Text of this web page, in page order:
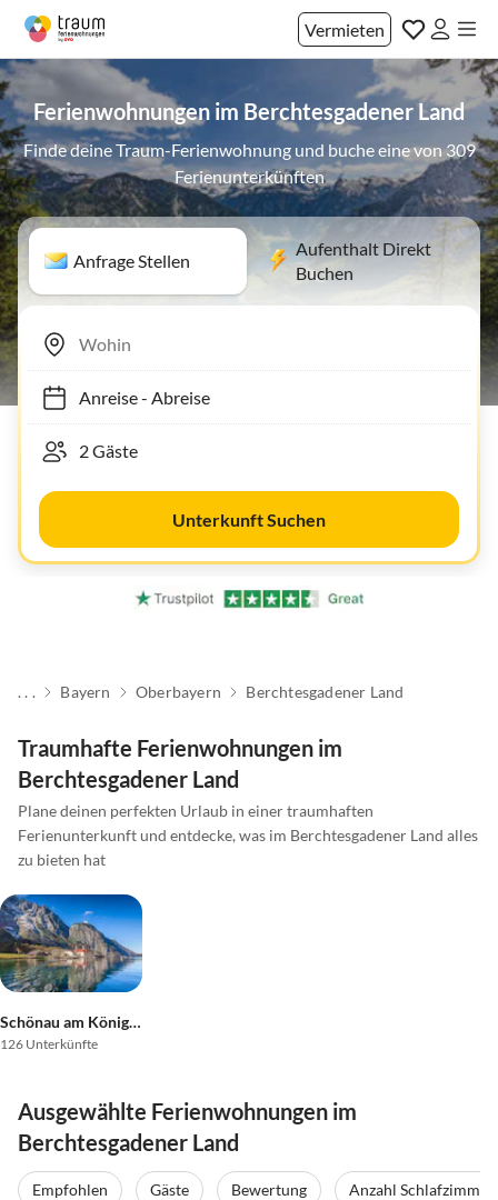
Vermieten
Ferienwohnungen im Berchtesgadener Land
Finde deine Traum-Ferienwohnung und buche eine von 309
Ferienunterkünften
Anfrage Stellen
Aufenthalt Direkt
Buchen
Anreise- Abreise
Unterkunft Suchen
. . . Bayern Oberbayern Berchtesgadener Land
Traumhafte Ferienwohnungen im
Berchtesgadener Land
Plane deinen perfekten Urlaub in einer traumhaften
Ferienunterkunft und entdecke, was im Berchtesgadener Land alles
zu bieten hat
Schönau am Königssee
126 Unterkünfte
Ausgewählte Ferienwohnungen im
Berchtesgadener Land
Empfohlen Gäste Bewertung Anzahl Schlafzimmer
Tour